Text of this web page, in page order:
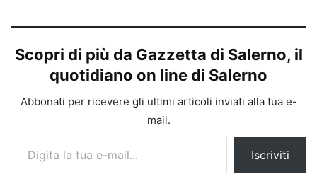
Scopri di più da Gazzetta di Salerno, il
quotidiano on line di Salerno
Abbonati per ricevere gli ultimi articoli inviati alla tua e-
mail.
Digita la tua e-mail...
Iscriviti